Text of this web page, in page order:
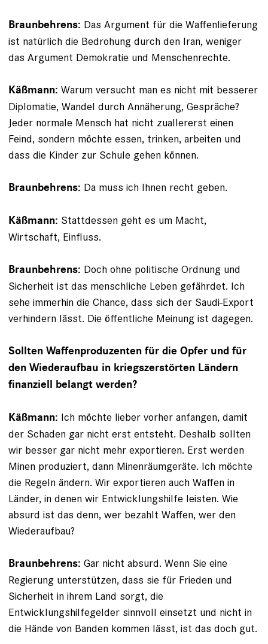
Braunbehrens: Das Argument für die Waffenlieferung
ist natürlich die Bedrohung durch den Iran, weniger
das Argument Demokratie und Menschenrechte.
Käßmann: Warum versucht man es nicht mit besserer
Diplomatie, Wandel durch Annäherung, Gespräche?
Jeder normale Mensch hat nicht zuallererst einen
Feind, sondern möchte essen, trinken, arbeiten und
dass die Kinder zur Schule gehen können.
Braunbehrens: Da muss ich Ihnen recht geben.
Käßmann: Stattdessen geht es um Macht,
Wirtschaft, Einfluss.
Braunbehrens: Doch ohne politische Ordnung und
Sicherheit ist das menschliche Leben gefährdet. Ich
sehe immerhin die Chance, dass sich der Saudi-Export
verhindern lässt. Die öffentliche Meinung ist dagegen.
Sollten Waffenproduzenten für die Opfer und für
den Wiederaufbau in kriegszerstörten Ländern
finanziell belangt werden?
Käßmann: Ich möchte lieber vorher anfangen, damit
der Schaden gar nicht erst entsteht. Deshalb sollten
wir besser gar nicht mehr exportieren. Erst werden
Minen produziert, dann Minenräum­geräte. Ich möchte
die Regeln ändern. Wir exportieren auch Waffen in
Länder, in denen wir Entwicklungshilfe leisten. Wie
absurd ist das denn, wer bezahlt Waffen, wer den
Wiederaufbau?
Braunbehrens: Gar nicht absurd. Wenn Sie eine
Regierung unterstützen, dass sie für Frieden und
Sicherheit in ihrem Land sorgt, die
Entwicklungshilfegelder sinnvoll einsetzt und nicht in
die Hände von Banden kommen lässt, ist das doch gut.